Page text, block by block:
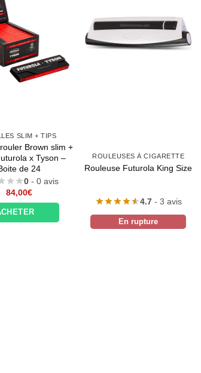
SLIM + TIPS
Brown slim +
x Tyson –
de 24
0 - 0 avis
84,00€
ROULEUSES À CIGARETTE
Rouleuse Futurola King Size
4.7- 3 avis
En rupture